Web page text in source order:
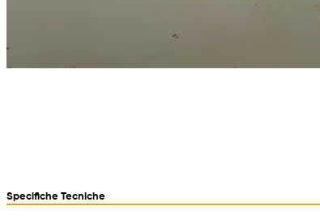
Specifiche Tecniche